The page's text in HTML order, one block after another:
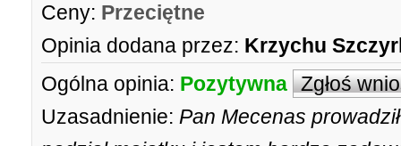
Ceny: Przeciętne
Opinia dodana przez: Krzychu
Ogólna opinia: Pozytywna Zgłoś
Uzasadnienie: Pan Mecenas